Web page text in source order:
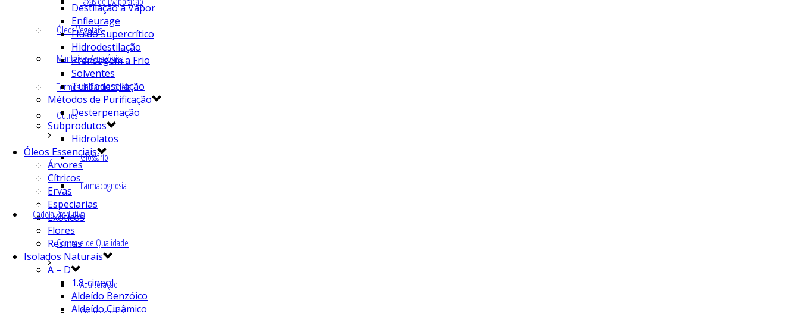
Óleos Vegetais
Manteigas Amazônica
Termos da Farmacopeia
Outros
Glossário
Farmacognosia
Cadeia Produtiva
Controle de Qualidade
Adulteração
Destilação a Vapor
Enfleurage
Fluído Supercrítico
Hidrodestilação
Prensagem a Frio
Solventes
Turbodestilação
Métodos de Purificação
Desterpenação
Subprodutos
Hidrolatos
Óleos Essenciais
Árvores
Cítricos
Ervas
Especiarias
Exóticos
Flores
Resinas
Isolados Naturais
A – D
1.8-cineol
Aldeído Benzóico
Aldeído Cinâmico